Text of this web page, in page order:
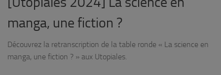
manga, une fiction ?
Découvrez la retranscription de la table ronde « La science en
manga, une fiction ? » aux Utopiales.